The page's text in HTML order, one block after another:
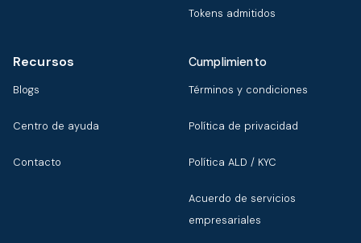
Tokens admitidos
Recursos
Blogs
Centro de ayuda
Contacto
Cumplimiento
Términos y condiciones
Política de privacidad
Política ALD / KYC
Acuerdo de servicios
empresariales